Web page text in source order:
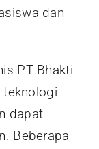
dan
PT Bhakti
teknologi
dapat
Beberapa